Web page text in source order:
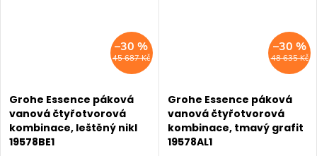
45 687 Kč
–30 %
Grohe Essence páková
vanová čtyřotvorová
kombinace, leštěný nikl
19578BE1
48 635 Kč
–30 %
Grohe Essence páková
vanová čtyřotvorová
kombinace, tmavý grafit
19578AL1